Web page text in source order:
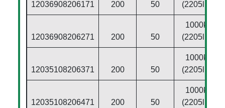
12036908206171 200 50 (2205lbs)
12036908206271 200 50
1000kg
(2205lbs)
12035108206371 200 50
1000kg
(2205lbs)
12035108206471 200 50
1000kg
(2205lbs)